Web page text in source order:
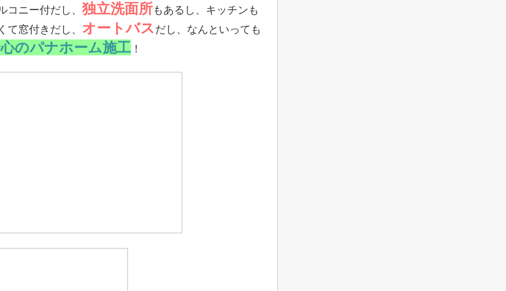
コニー付だし、 独立洗面所もあるし、キッチンも
て窓付きだし、 オートバス だし、なんといっても
のパナホーム施工 ！